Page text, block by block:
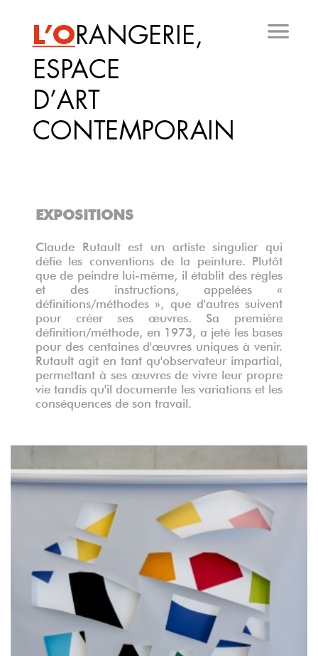
principal
EXPOSITIONS
Claude Rutault est un artiste singulier qui
défie les conventions de la peinture. Plutôt
que de peindre lui-même, il établit des règles
et des instructions, appelées «
définitions/méthodes », que d'autres suivent
pour créer ses œuvres. Sa première
définition/méthode, en 1973, a jeté les bases
pour des centaines d'œuvres uniques à venir.
Rutault agit en tant qu'observateur impartial,
permettant à ses œuvres de vivre leur propre
vie tandis qu'il documente les variations et les
conséquences de son travail.